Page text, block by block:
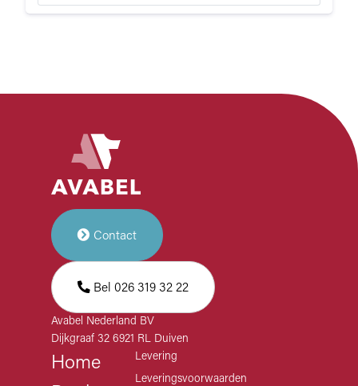
Contact
Bel 026 319 32 22
Avabel Nederland BV
Dijkgraaf 32 6921 RL Duiven
Home
Levering
Leveringsvoorwaarden